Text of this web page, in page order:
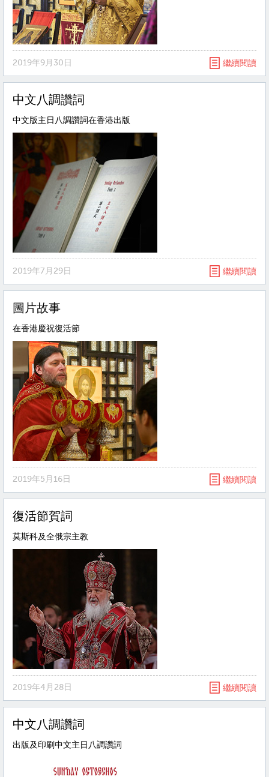
2019年9月30日 繼續閱讀
中文八調讚詞
中文版主日八調讚詞在香港出版
2019年7月29日 繼續閱讀
圖片故事
在香港慶祝復活節
2019年5月16日 繼續閱讀
復活節賀詞
莫斯科及全俄宗主教
2019年4月28日 繼續閱讀
中文八調讚詞
出版及印刷中文主日八調讚詞